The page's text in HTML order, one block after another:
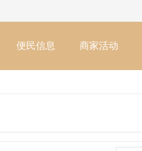
便民信息 商家活动